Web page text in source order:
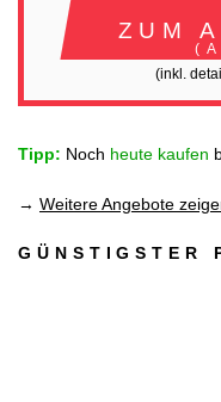
ZUM
(inkl.
Tipp: Noch heute kaufen
→ Weitere Angebote
GÜNSTIGSTER